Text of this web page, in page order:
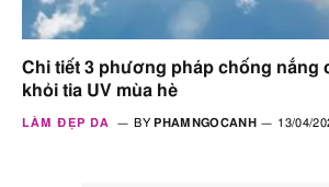
Chi tiết 3 phương pháp chống nắng
khỏi tia UV mùa hè
LÀM ĐẸP DA BY PHAMNGOCANH 13/04/